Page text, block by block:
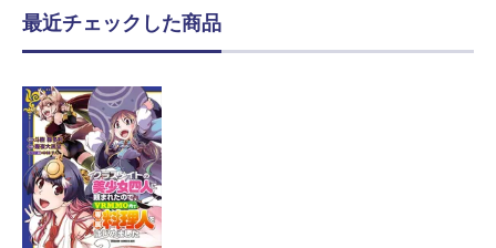
最近チェックした商品